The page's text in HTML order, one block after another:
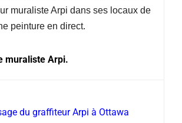
muraliste Arpi dans ses locaux de
peinture en direct.
muraliste Arpi.
du graffiteur Arpi à Ottawa